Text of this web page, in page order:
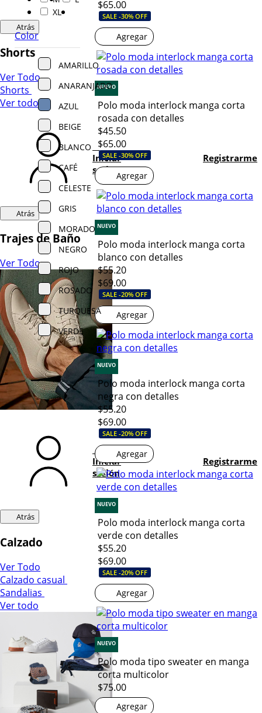
Atrás
Shorts
Ver Todo
Shorts
Ver todo
Iniciar
sesión
Registrarme
Atrás
Trajes de Baño
Ver Todo
Iniciar
sesión
Registrarme
Atrás
Calzado
Ver Todo
Calzado casual
Sandalias
Ver todo
XL
Color
AMARILLO
ANARANJADO
AZUL
BEIGE
BLANCO
CAFÉ
CELESTE
GRIS
MORADO
NEGRO
ROJO
ROSADO
TURQUESA
VERDE
$65.00
SALE -30% OFF
Agregar
NUEVO
Polo moda interlock manga corta
rosada con detalles
$45.50
$65.00
SALE -30% OFF
Agregar
NUEVO
Polo moda interlock manga corta
blanco con detalles
$55.20
$69.00
SALE -20% OFF
Agregar
NUEVO
Polo moda interlock manga corta
negra con detalles
$55.20
$69.00
SALE -20% OFF
Agregar
NUEVO
Polo moda interlock manga corta
verde con detalles
$55.20
$69.00
SALE -20% OFF
Agregar
NUEVO
Polo moda tipo sweater en manga
corta multicolor
$75.00
Agregar